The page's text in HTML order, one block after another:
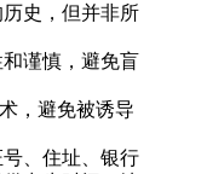
史，但并非所
谨慎，避免盲
，避免被诱导
、住址、银行